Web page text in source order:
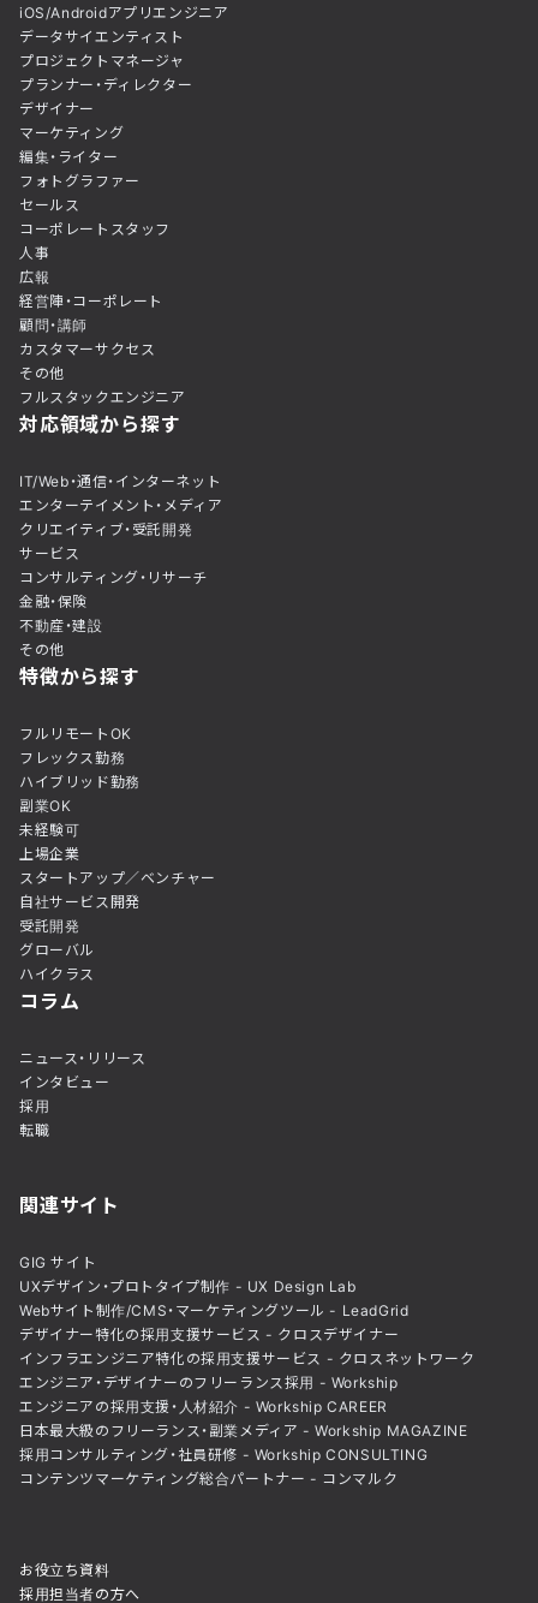
iOS/Androidアプリエンジニア
データサイエンティスト
プロジェクトマネージャ
プランナー・ディレクター
デザイナー
マーケティング
編集・ライター
フォトグラファー
セールス
コーポレートスタッフ
人事
広報
経営陣・コーポレート
顧問・講師
カスタマーサクセス
その他
フルスタックエンジニア
対応領域から探す
IT/Web・通信・インターネット
エンターテイメント・メディア
クリエイティブ・受託開発
サービス
コンサルティング・リサーチ
金融・保険
不動産・建設
その他
特徴から探す
フルリモートOK
フレックス勤務
ハイブリッド勤務
副業OK
未経験可
上場企業
スタートアップ／ベンチャー
自社サービス開発
受託開発
グローバル
ハイクラス
コラム
ニュース・リリース
インタビュー
採用
転職
関連サイト
GIG サイト
UXデザイン・プロトタイプ制作 - UX Design Lab
Webサイト制作/CMS・マーケティングツール - LeadGrid
デザイナー特化の採用支援サービス - クロスデザイナー
インフラエンジニア特化の採用支援サービス - クロスネットワーク
エンジニア・デザイナーのフリーランス採用 - Workship
エンジニアの採用支援・人材紹介 - Workship CAREER
日本最大級のフリーランス・副業メディア - Workship MAGAZINE
採用コンサルティング・社員研修 - Workship CONSULTING
コンテンツマーケティング総合パートナー - コンマルク
お役立ち資料
採用担当者の方へ